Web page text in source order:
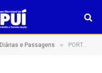
Diárias e Passagens » PORTARIA 593 2023 GPA DE DIARIA HAMILTON DA SILVA CABRAL